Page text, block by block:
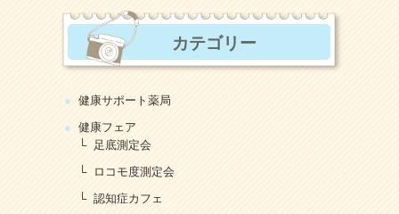
カテゴリー
健康サポート薬局
健康フェア
足底測定会
ロコモ度測定会
認知症カフェ